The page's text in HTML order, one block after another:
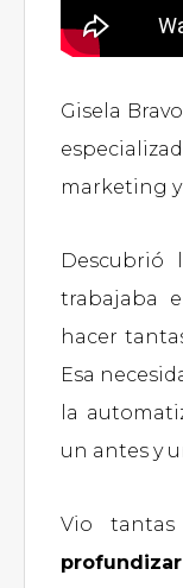
Gisela
marketing y
Descubrió
trabajaba
hacer
Esa
la
un antes y
Vio tantas